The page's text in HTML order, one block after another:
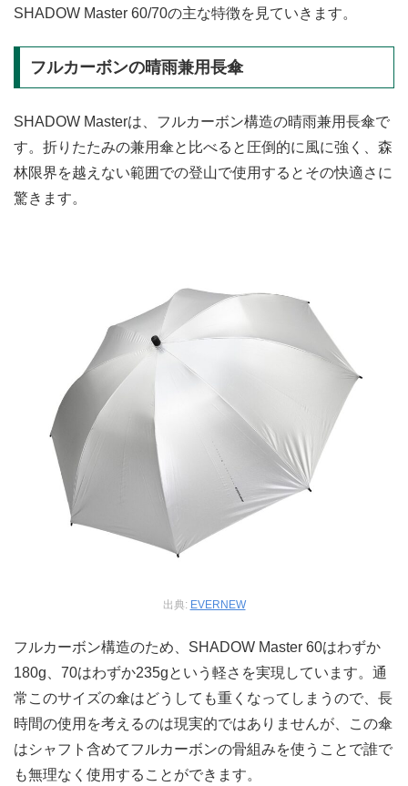
SHADOW Master 60/70の主な特徴を見ていきます。
フルカーボンの晴雨兼用長傘
SHADOW Masterは、フルカーボン構造の晴雨兼用長傘で
す。折りたたみの兼用傘と比べると圧倒的に風に強く、森
林限界を越えない範囲での登山で使用するとその快適さに
驚きます。
出典: EVERNEW
フルカーボン構造のため、SHADOW Master 60はわずか
180g、70はわずか235gという軽さを実現しています。通
常このサイズの傘はどうしても重くなってしまうので、長
時間の使用を考えるのは現実的ではありませんが、この傘
はシャフト含めてフルカーボンの骨組みを使うことで誰で
も無理なく使用することができます。